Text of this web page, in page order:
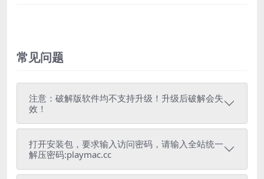
常见问题
注意：破解版软件均不支持升级！升级后破解会失
效！
打开安装包，要求输入访问密码，请输入全站统一
解压密码:playmac.cc